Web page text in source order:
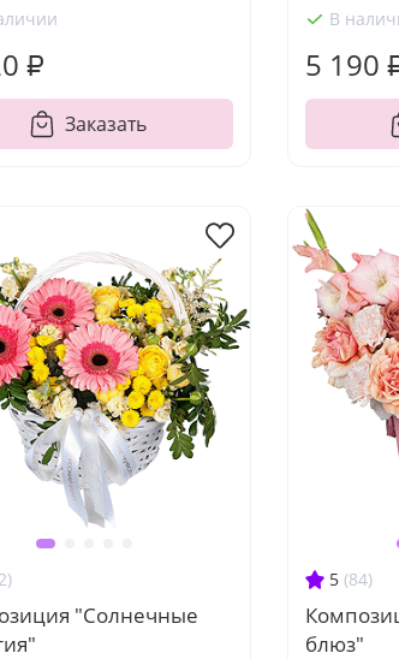
₽
Заказать
В
5 190
"Солнечные
5 (84)
блюз"